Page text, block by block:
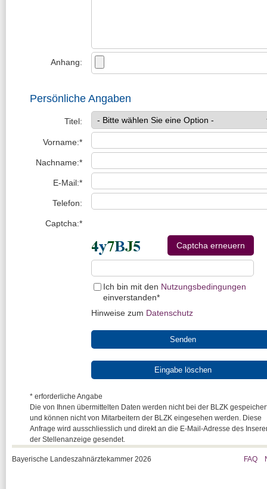
Anhang:
Persönliche Angaben
Titel:
Vorname:*
Nachname:*
E-Mail:*
Telefon:
Captcha:*
Captcha erneuern
Ich bin mit den Nutzungsbedingungen
einverstanden*
Hinweise zum Datenschutz
* erforderliche Angabe
Die von Ihnen übermittelten Daten werden nicht bei der BLZK
und können nicht von Mitarbeitern der BLZK eingesehen werden. Diese
Anfrage wird ausschliesslich und direkt an die E-Mail-Adresse des
der Stellenanzeige gesendet.
Bayerische Landeszahnärztekammer 2026 FAQ